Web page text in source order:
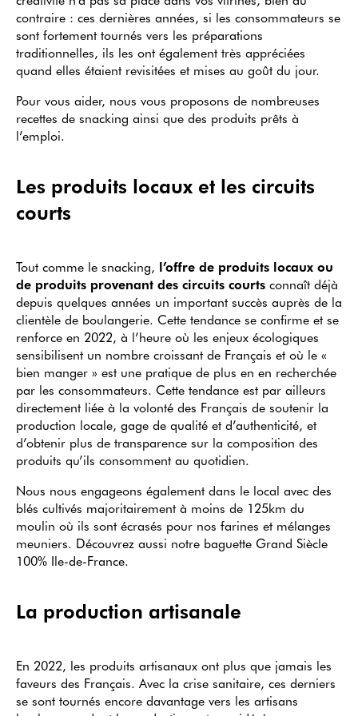
contraire : ces dernières années, si les consommateurs se
sont fortement tournés vers les préparations
traditionnelles, ils les ont également très appréciées
quand elles étaient revisitées et mises au goût du jour.
Pour vous aider, nous vous proposons de nombreuses
recettes de snacking ainsi que des produits prêts à
l’emploi.
Les produits locaux et les circuits
courts
Tout comme le snacking, l’offre de produits locaux ou
de produits provenant des circuits courts connaît déjà
depuis quelques années un important succès auprès de la
clientèle de boulangerie. Cette tendance se confirme et se
renforce en 2022, à l’heure où les enjeux écologiques
sensibilisent un nombre croissant de Français et où le «
bien manger » est une pratique de plus en en recherchée
par les consommateurs. Cette tendance est par ailleurs
directement liée à la volonté des Français de soutenir la
production locale, gage de qualité et d’authenticité, et
d’obtenir plus de transparence sur la composition des
produits qu’ils consomment au quotidien.
Nous nous engageons également dans le local avec des
blés cultivés majoritairement à moins de 125km du
moulin où ils sont écrasés pour nos farines et mélanges
meuniers. Découvrez aussi notre baguette Grand Siècle
100% Ile-de-France.
La production artisanale
En 2022, les produits artisanaux ont plus que jamais les
faveurs des Français. Avec la crise sanitaire, ces derniers
se sont tournés encore davantage vers les artisans